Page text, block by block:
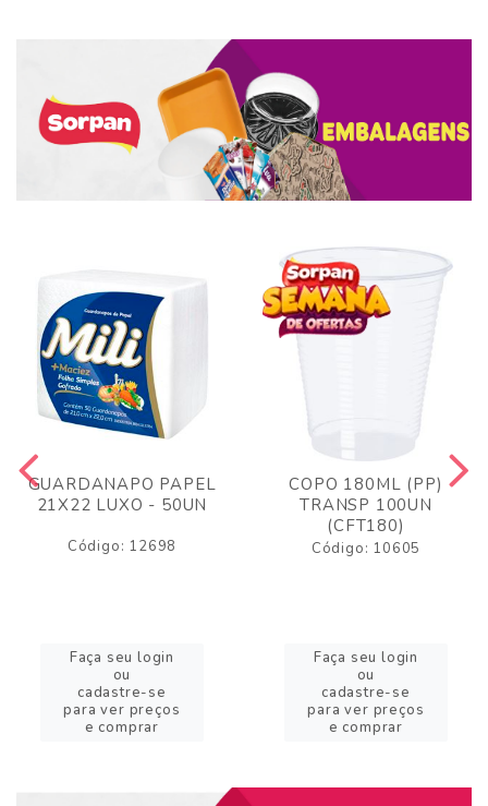
GUARDANAPO PAPEL
21X22 LUXO - 50UN
Código: 12698
Faça seu login
ou
cadastre-se
para ver preços
e comprar
COPO 180ML (PP)
TRANSP 100UN
(CFT180)
Código: 10605
Faça seu login
ou
cadastre-se
para ver preços
e comprar